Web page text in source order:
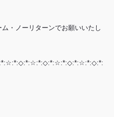
・ノーリターンでお願いいたし